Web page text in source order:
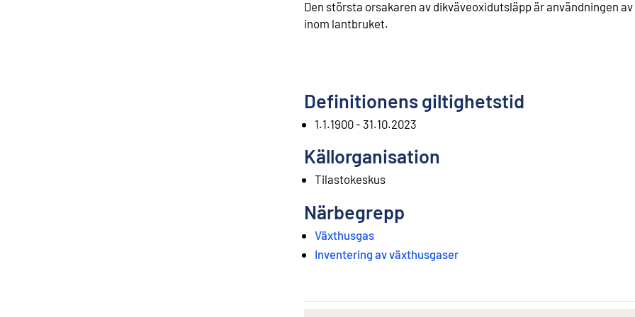
Den största orsakaren av dikväveoxidutsläpp är användningen av
inom lantbruket.
Definitionens giltighetstid
1.1.1900 - 31.10.2023
Källorganisation
Tilastokeskus
Närbegrepp
Växthusgas
Inventering av växthusgaser